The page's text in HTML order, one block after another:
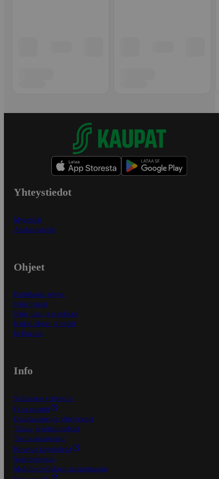
Yhteystiedot
Myymälät
Asiakaspalvelu
Ohjeet
Ensitilaajan ohjeet
Näin maksat
Näin tilaat ja muokkaat
Kaikki ohjeet ja vinkit
In English
Info
S-Business yrityksille
Oiva-raportit
Osuuskauppojen yhteystiedot
Tilaus- ja toimitusehdot
Tietosuojakäytäntö
Palvelun käyttöehdot
Saavutettavuus
Mobiilisovelluksen saavutettavuus